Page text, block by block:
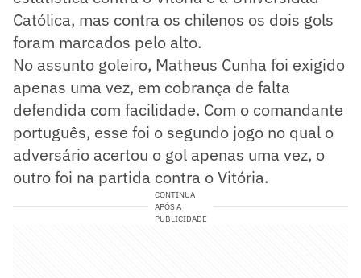
Católica, mas contra os chilenos os dois gols
foram marcados pelo alto.
No assunto goleiro, Matheus Cunha foi exigido
apenas uma vez, em cobrança de falta
defendida com facilidade. Com o comandante
português, esse foi o segundo jogo no qual o
adversário acertou o gol apenas uma vez, o
outro foi na partida contra o Vitória.
CONTINUA
APÓS A
PUBLICIDADE